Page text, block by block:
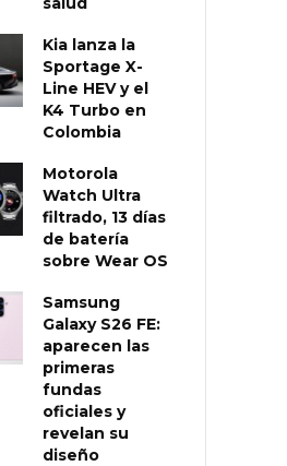
Kia lanza la
Sportage X-
Line HEV y el
K4 Turbo en
Colombia
Motorola
Watch Ultra
filtrado, 13 días
de batería
sobre Wear OS
Samsung
Galaxy S26 FE:
aparecen las
primeras
fundas
oficiales y
revelan su
diseño